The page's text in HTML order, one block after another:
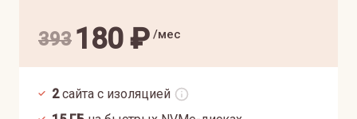
393 180₽ /мес
2 сайта с изоляцией